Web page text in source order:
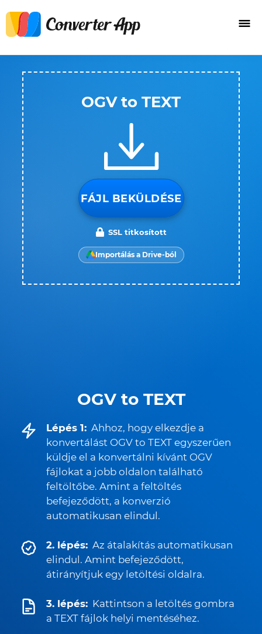
OGV to TEXT
Lépés 1: Ahhoz, hogy elkezdje a
konvertálást OGV to TEXT egyszerűen
küldje el a konvertálni kívánt OGV
fájlokat a jobb oldalon található
feltöltőbe. Amint a feltöltés
befejeződött, a konverzió
automatikusan elindul.
2. lépés: Az átalakítás automatikusan
elindul. Amint befejeződött,
átirányítjuk egy letöltési oldalra.
3. lépés: Kattintson a letöltés gombra
a TEXT fájlok helyi mentéséhez.
OGV to TEXT
FÁJL BEKÜLDÉSE
SSL titkosított
Importálás a Drive-ból